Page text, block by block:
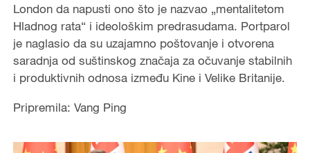
London da napusti ono što je nazvao „mentalitetom
Hladnog rata“ i ideološkim predrasudama. Portparol
je naglasio da su uzajamno poštovanje i otvorena
saradnja od suštinskog značaja za očuvanje stabilnih
i produktivnih odnosa između Kine i Velike Britanije.
Pripremila: Vang Ping